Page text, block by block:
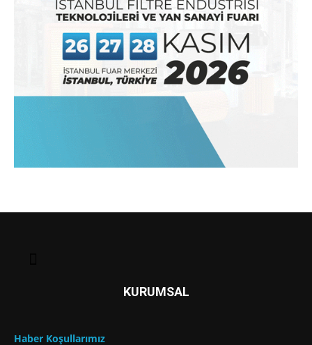
KURUMSAL
Haber Koşullarımız